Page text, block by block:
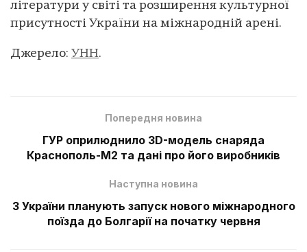
літератури у світі та розширення культурної
присутності України на міжнародній арені.
Джерело: УНН.
Попередня новина
ГУР оприлюднило 3D-модель снаряда
Краснополь-М2 та дані про його виробників
Наступна новина
З України планують запуск нового міжнародного
поїзда до Болгарії на початку червня